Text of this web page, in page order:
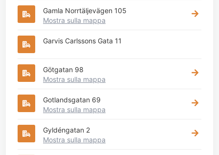
Gamla Norrtäljevägen 105
Mostra sulla mappa
Garvis Carlssons Gata 11
Götgatan 98
Mostra sulla mappa
Gotlandsgatan 69
Mostra sulla mappa
Gyldéngatan 2
Mostra sulla mappa